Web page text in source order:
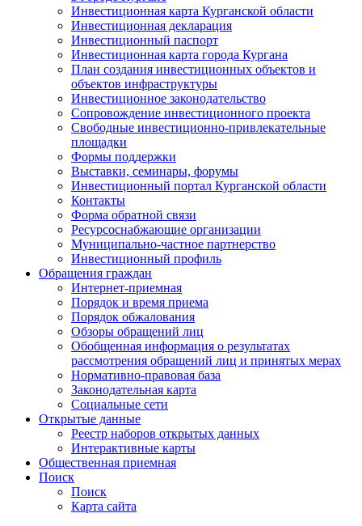
Инвестиционная карта Курганской области
Инвестиционная декларация
Инвестиционный паспорт
Инвестиционная карта города Кургана
План создания инвестиционных объектов и
объектов инфраструктуры
Инвестиционное законодательство
Сопровождение инвестиционного проекта
Свободные инвестиционно-привлекательные
площадки
Формы поддержки
Выставки, семинары, форумы
Инвестиционный портал Курганской области
Контакты
Форма обратной связи
Ресурсоснабжающие организации
Муниципально-частное партнерство
Инвестиционный профиль
Обращения граждан
Интернет-приемная
Порядок и время приема
Порядок обжалования
Обзоры обращений лиц
Обобщенная информация о результатах
рассмотрения обращений лиц и принятых мерах
Нормативно-правовая база
Законодательная карта
Социальные сети
Открытые данные
Реестр наборов открытых данных
Интерактивные карты
Общественная приемная
Поиск
Поиск
Карта сайта